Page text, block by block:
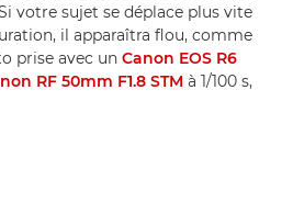
votre sujet se déplace plus vite
il apparaîtra flou, comme
prise avec un Canon EOS R6
RF 50mm F1.8 STM à 1/100 s,